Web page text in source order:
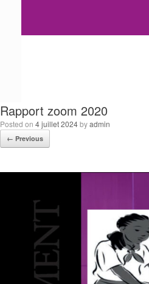
Rapport zoom 2020
Posted on 4 juillet 2024byadmin
← Previous